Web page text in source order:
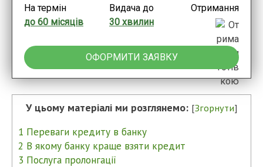
На термін
до 60 місяців
Видача до
30 хвилин
Отримання
ОФОРМИТИ ЗАЯВКУ
У цьому матеріалі ми розглянемо: [Згорнути]
1 Переваги кредиту в банку
2 В якому банку краще взяти кредит
3 Послуга пролонгації